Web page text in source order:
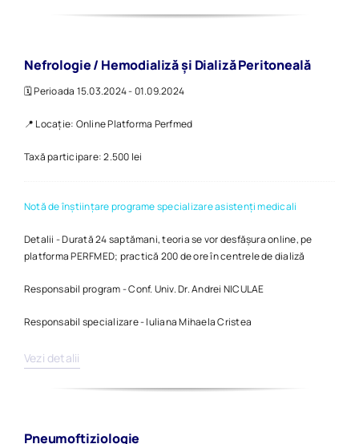
Nefrologie / Hemodializă și Dializă Peritoneală
🗓️ Perioada 15.03.2024 - 01.09.2024
📍 Locație: Online Platforma Perfmed
Taxă participare: 2.500 lei
Notă de înștiințare programe specializare asistenți medicali
Detalii - Durată 24 saptămani, teoria se vor desfășura online, pe
platforma PERFMED; practică 200 de ore în centrele de dializă
Responsabil program - Conf. Univ. Dr. Andrei NICULAE
Responsabil specializare - Iuliana Mihaela Cristea
Vezi detalii
Pneumoftiziologie